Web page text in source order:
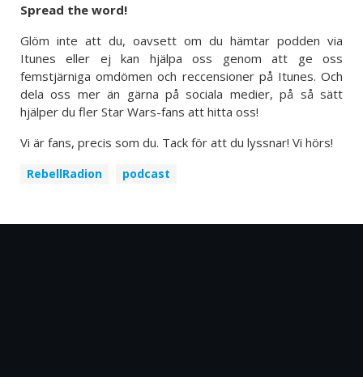
Spread the word!
Glöm inte att du, oavsett om du hämtar podden via
Itunes eller ej kan hjälpa oss genom att ge oss
femstjärniga omdömen och reccensioner på Itunes. Och
dela oss mer än gärna på sociala medier, på så sätt
hjälper du fler Star Wars-fans att hitta oss!
Vi är fans, precis som du. Tack för att du lyssnar! Vi hörs!
RebellRadion podcast